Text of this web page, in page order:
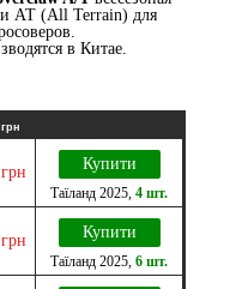
АТ (All Terrain) для
в Китае.
грн
грн Купити
Таїланд 2025 4 шт.
грн Купити
Таїланд 2025 6 шт.